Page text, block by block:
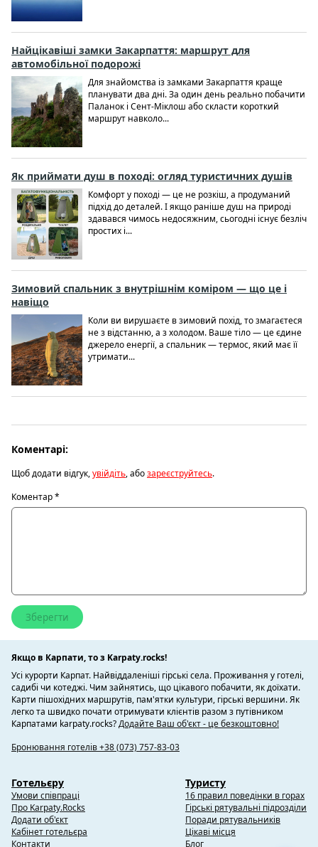
Найцікавіші замки Закарпаття: маршрут для
автомобільної подорожі
Для знайомства із замками Закарпаття краще
планувати два дні. За один день реально побачити
Паланок і Сент-Міклош або скласти короткий
маршрут навколо...
Як приймати душ в поході: огляд туристичних душів
Комфорт у поході — це не розкіш, а продуманий
підхід до деталей. І якщо раніше душ на природі
здавався чимось недосяжним, сьогодні існує безліч
простих і...
Зимовий спальник з внутрішнім коміром — що це і
навіщо
Коли ви вирушаєте в зимовий похід, то змагаєтеся
не з відстанню, а з холодом. Ваше тіло — це єдине
джерело енергії, а спальник — термос, який має її
утримати...
Коментарі:
Щоб додати відгук,увійдіть, абозареєструйтесь.
Коментар*
Якщо в Карпати, то з Karpaty.rocks!
Усі курорти Карпат. Найвіддаленіші гірські села. Проживання у готелі,
садибі чи котеджі. Чим зайнятись, що цікавого побачити, як доїхати.
Карти пішохідних маршрутів, пам'ятки культури, гірські вершини. Як
легко та швидко почати отримувати клієнтів разом з путівником
Карпатами karpaty.rocks?Додайте Ваш об'єкт - це безкоштовно!
Бронювання готелів +38 (073) 757-83-03
Готельєру
Умови співпраці
Про Karpaty.Rocks
Додати об'єкт
Кабінет готельєра
Контакти
Туристу
16 правил поведінки в горах
Гірські рятувальні підрозділи
Поради рятувальників
Цікаві місця
Блог